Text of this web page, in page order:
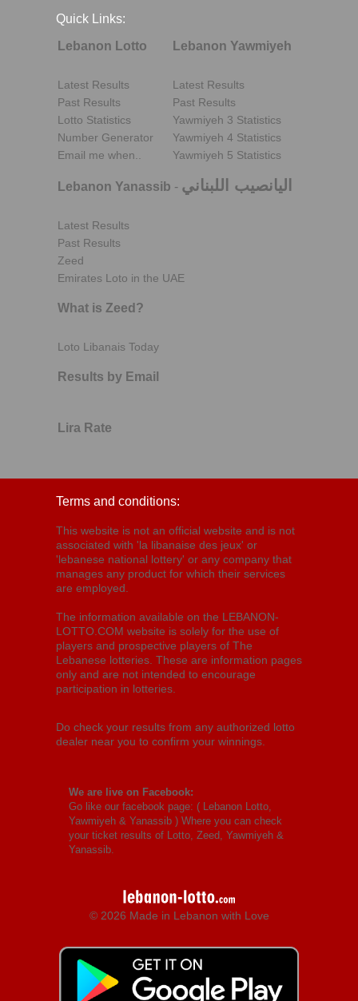
Quick Links:
Lebanon Lotto
Latest Results
Past Results
Lotto Statistics
Number Generator
Email me when..
Lebanon Yawmiyeh
Latest Results
Past Results
Yawmiyeh 3 Statistics
Yawmiyeh 4 Statistics
Yawmiyeh 5 Statistics
Lebanon Yanassib - اليانصيب اللبناني
Latest Results
Past Results
Zeed
Emirates Loto in the UAE
What is Zeed?
Loto Libanais Today
Results by Email
Lira Rate
Terms and conditions:
This website is not an official website and is not
associated with 'la libanaise des jeux' or
'lebanese national lottery' or any company that
manages any product for which their services
are employed.
The information available on the LEBANON-
LOTTO.COM website is solely for the use of
players and prospective players of The
Lebanese lotteries. These are information pages
only and are not intended to encourage
participation in lotteries.
Do check your results from any authorized lotto
dealer near you to confirm your winnings.
We are live on Facebook:
Go like our facebook page: ( Lebanon Lotto,
Yawmiyeh & Yanassib ) Where you can check
your ticket results of Lotto, Zeed, Yawmiyeh &
Yanassib.
© 2026 Made in Lebanon with Love